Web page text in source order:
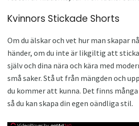
Kvinnors Stickade Shorts
Om du älskar och vet hur man skapar
händer, om du inte är likgiltig att
själv och dina nära och kära med
små saker. Stå ut från mängden och
du kommer att kunna. Det finns
så du kan skapa din egen oändliga stil.